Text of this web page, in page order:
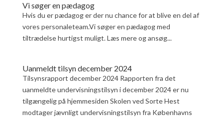
Vi søger en pædagog
Hvis du er pædagog er der nu chance for at blive en del af
vores personaleteam.Vi søger en pædagog med
tiltrædelse hurtigst muligt. Læs mere og ansøg...
Uanmeldt tilsyn december 2024
Tilsynsrapport december 2024 Rapporten fra det
uanmeldte undervisningstilsyn i december 2024 er nu
tilgængelig på hjemmesiden Skolen ved Sorte Hest
modtager jævnligt undervisningstilsyn fra Københavns